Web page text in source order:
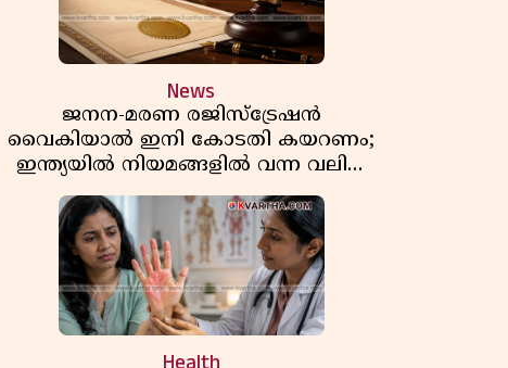
News
ജനന-മരണ രജിസ്ട്രേഷൻ
വൈകിയാൽ ഇനി കോടതി കയറണം;
ഇന്ത്യയിൽ നിയമങ്ങളിൽ വന്ന വലിയ
മാറ്റങ്ങൾ അറിയാം